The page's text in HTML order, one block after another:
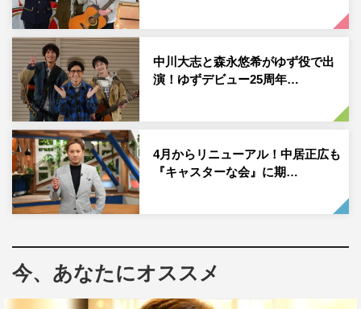
感がない」と評するゆずだが、人知れず苦悩する日々もあ
ったよう。若かりし頃にやり場のない思いに苦悩したこ
と、そこで生まれた楽曲も明らかとなる。
また、名曲「栄光の架橋」は、本人たちも持っていない貴
重映像が視聴者投稿で寄せられ、初披露される。そして、
ゆずの2人から「栄光の架橋」への思いが語られる場面
も。
さらに、路上ライブ時代からゆずを見守ってきたファンの
されるひと幕も。北川悠仁も驚いた、26〜27年前の超貴
重音源に注目だ。
中川大志と森永悠希がゆず役で出
演！ゆずデビュー25周年…
4月からリニューアル！中居正広も
『キャスターな会』に期…
今、あなたにオススメ